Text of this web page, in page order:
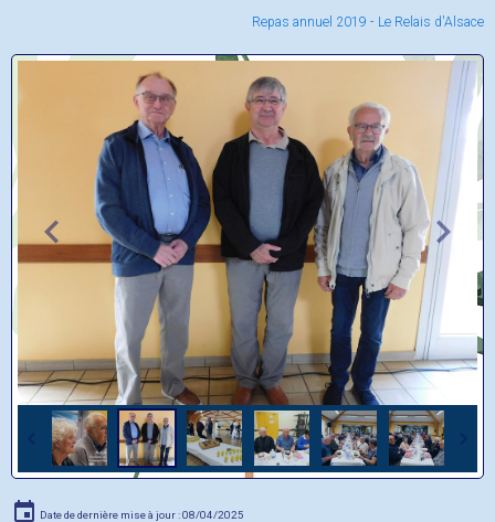
Repas annuel 2019 - Le Relais d'Alsace
Date de dernière mise à jour : 08/04/2025